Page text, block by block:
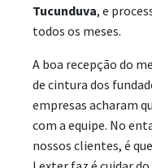
Tucunduva, e
todos os meses.
A boa recepção do
de cintura dos
empresas acharam
com a equipe. No
nossos clientes, é